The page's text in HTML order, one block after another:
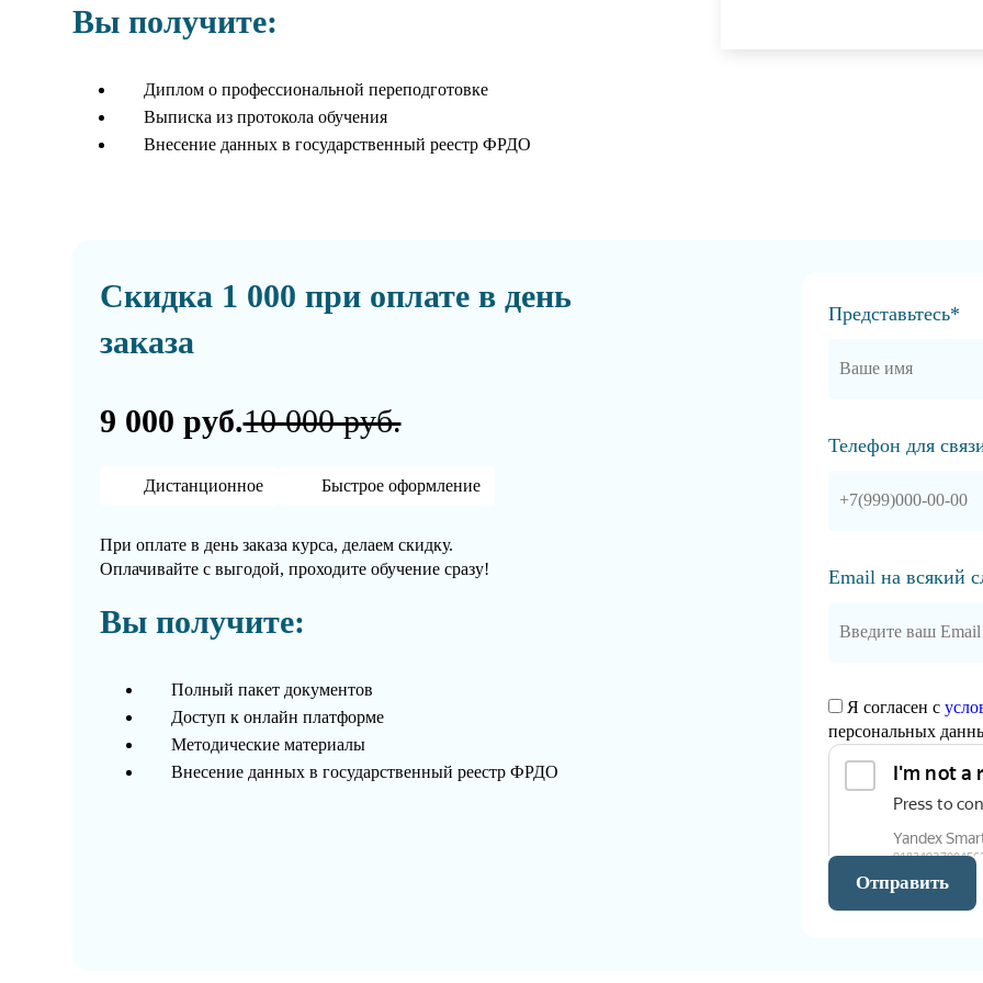
Вы получите:
Диплом о профессиональной переподготовке
Выписка из протокола обучения
Внесение данных в государственный реестр ФРДО
Скидка 1 000 при оплате в день
заказа
9 000 руб.10 000 руб.
Дистанционное Быстрое оформление
При оплате в день заказа курса, делаем скидку.
Оплачивайте с выгодой, проходите обучение сразу!
Вы получите:
Полный пакет документов
Доступ к онлайн платформе
Методические материалы
Внесение данных в государственный реестр ФРДО
Представьтесь*
Телефон для
Email на всякий
Я согласен с
персональных
Отправить